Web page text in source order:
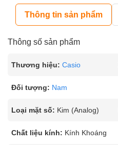
Thông tin sản phẩm
Thông số sản phẩm
Thương hiệu: Casio
Đối tượng: Nam
Loại mặt số: Kim (Analog)
Chất liệu kính: Kính Khoáng